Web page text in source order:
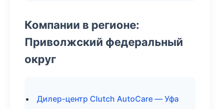
Компании в регионе:
Приволжский федеральный
округ
Дилер-центр Clutch AutoCare — Уфа